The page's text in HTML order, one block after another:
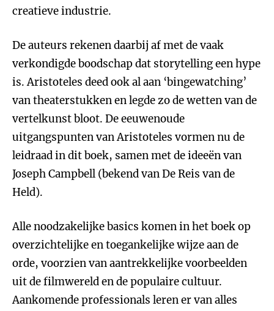
creatieve industrie.
De auteurs rekenen daarbij af met de vaak
verkondigde boodschap dat storytelling een hype
is. Aristoteles deed ook al aan ‘bingewatching’
van theaterstukken en legde zo de wetten van de
vertelkunst bloot. De eeuwenoude
uitgangspunten van Aristoteles vormen nu de
leidraad in dit boek, samen met de ideeën van
Joseph Campbell (bekend van De Reis van de
Held).
Alle noodzakelijke basics komen in het boek op
overzichtelijke en toegankelijke wijze aan de
orde, voorzien van aantrekkelijke voorbeelden
uit de filmwereld en de populaire cultuur.
Aankomende professionals leren er van alles